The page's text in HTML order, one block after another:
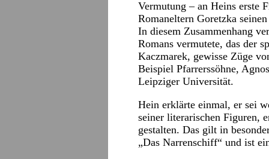
Vermutung – an Heins erste
Romaneltern Goretzka
In diesem Zusammenhang
Romans vermutete, das der
Kaczmarek, gewisse Züge
Beispiel Pfarrerssöhne,
Leipziger Universität.
Hein erklärte einmal, er sei
seiner literarischen Figuren,
gestalten. Das gilt in
„Das Narrenschiff“ und ist